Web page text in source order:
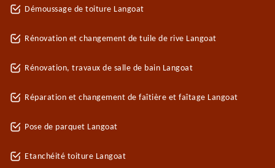
Démoussage de toiture Langoat
Rénovation et changement de tuile de rive Langoat
Rénovation, travaux de salle de bain Langoat
Réparation et changement de faîtière et faîtage Langoat
Pose de parquet Langoat
Etanchéité toiture Langoat